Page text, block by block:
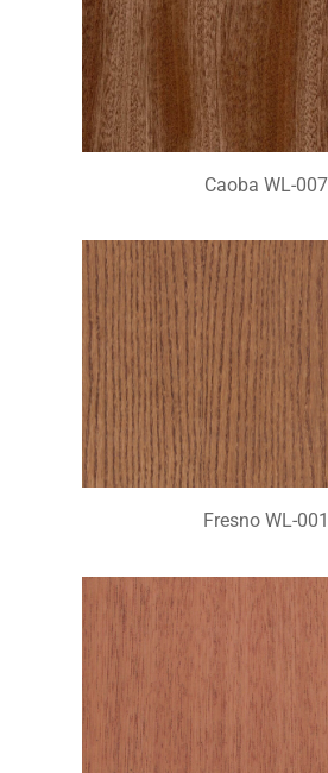
Caoba WL-007
Fresno WL-001